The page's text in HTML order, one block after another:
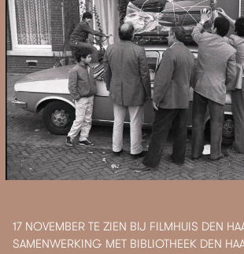
17 NOVEMBER TE ZIEN BIJ FILMHUIS DEN
SAMENWERKING MET BIBLIOTHEEK DEN